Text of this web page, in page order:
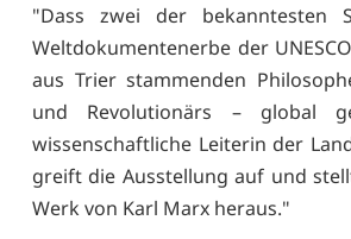
"Dass zwei der bekanntesten
Weltdokumentenerbe der
aus Trier stammenden
und Revolutionärs – global
wissenschaftliche Leiterin der
greift die Ausstellung auf und
Werk von Karl Marx heraus."